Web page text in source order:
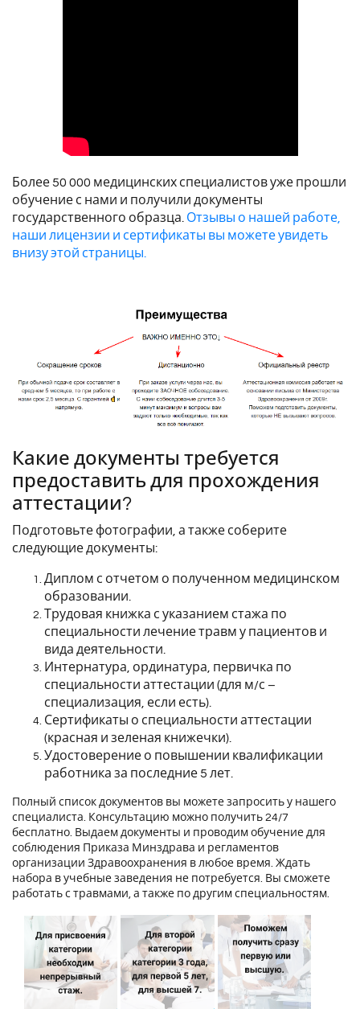
Более 50 000 медицинских специалистов уже прошли
обучение с нами и получили документы
государственного образца. Отзывы о нашей работе,
наши лицензии и сертификаты вы можете увидеть
внизу этой страницы.
Какие документы требуется
предоставить для прохождения
аттестации?
Подготовьте фотографии, а также соберите
следующие документы:
Диплом с отчетом о полученном медицинском
образовании.
Трудовая книжка с указанием стажа по
специальности лечение травм у пациентов и
вида деятельности.
Интернатура, ординатура, первичка по
специальности аттестации (для м/с –
специализация, если есть).
Сертификаты о специальности аттестации
(красная и зеленая книжечки).
Удостоверение о повышении квалификации
работника за последние 5 лет.
Полный список документов вы можете запросить у нашего
специалиста. Консультацию можно получить 24/7
бесплатно. Выдаем документы и проводим обучение для
соблюдения Приказа Минздрава и регламентов
организации Здравоохранения в любое время. Ждать
набора в учебные заведения не потребуется. Вы сможете
работать с травмами, а также по другим специальностям.